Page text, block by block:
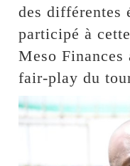
des différentes
participé à
Meso Finances
fair-play du